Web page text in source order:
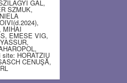
GÁL,
SZMUK,
MIHAI
EMESE VIG,
HORATZIU
CENUŞĂ,